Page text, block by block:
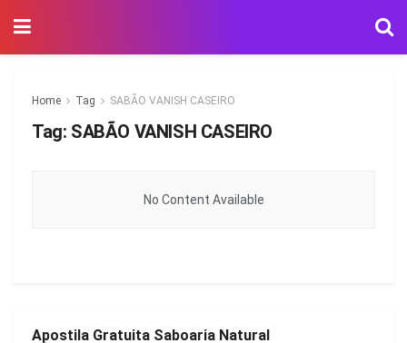
Home Tag SABÃO VANISH CASEIRO
Tag: SABÃO VANISH CASEIRO
No Content Available
Apostila Gratuita Saboaria Natural